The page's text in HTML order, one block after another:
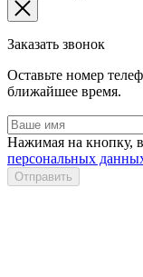
Заказать звонок
Оставьте номер
ближайшее время.
Нажимая на кнопку,
персональных
Отправить